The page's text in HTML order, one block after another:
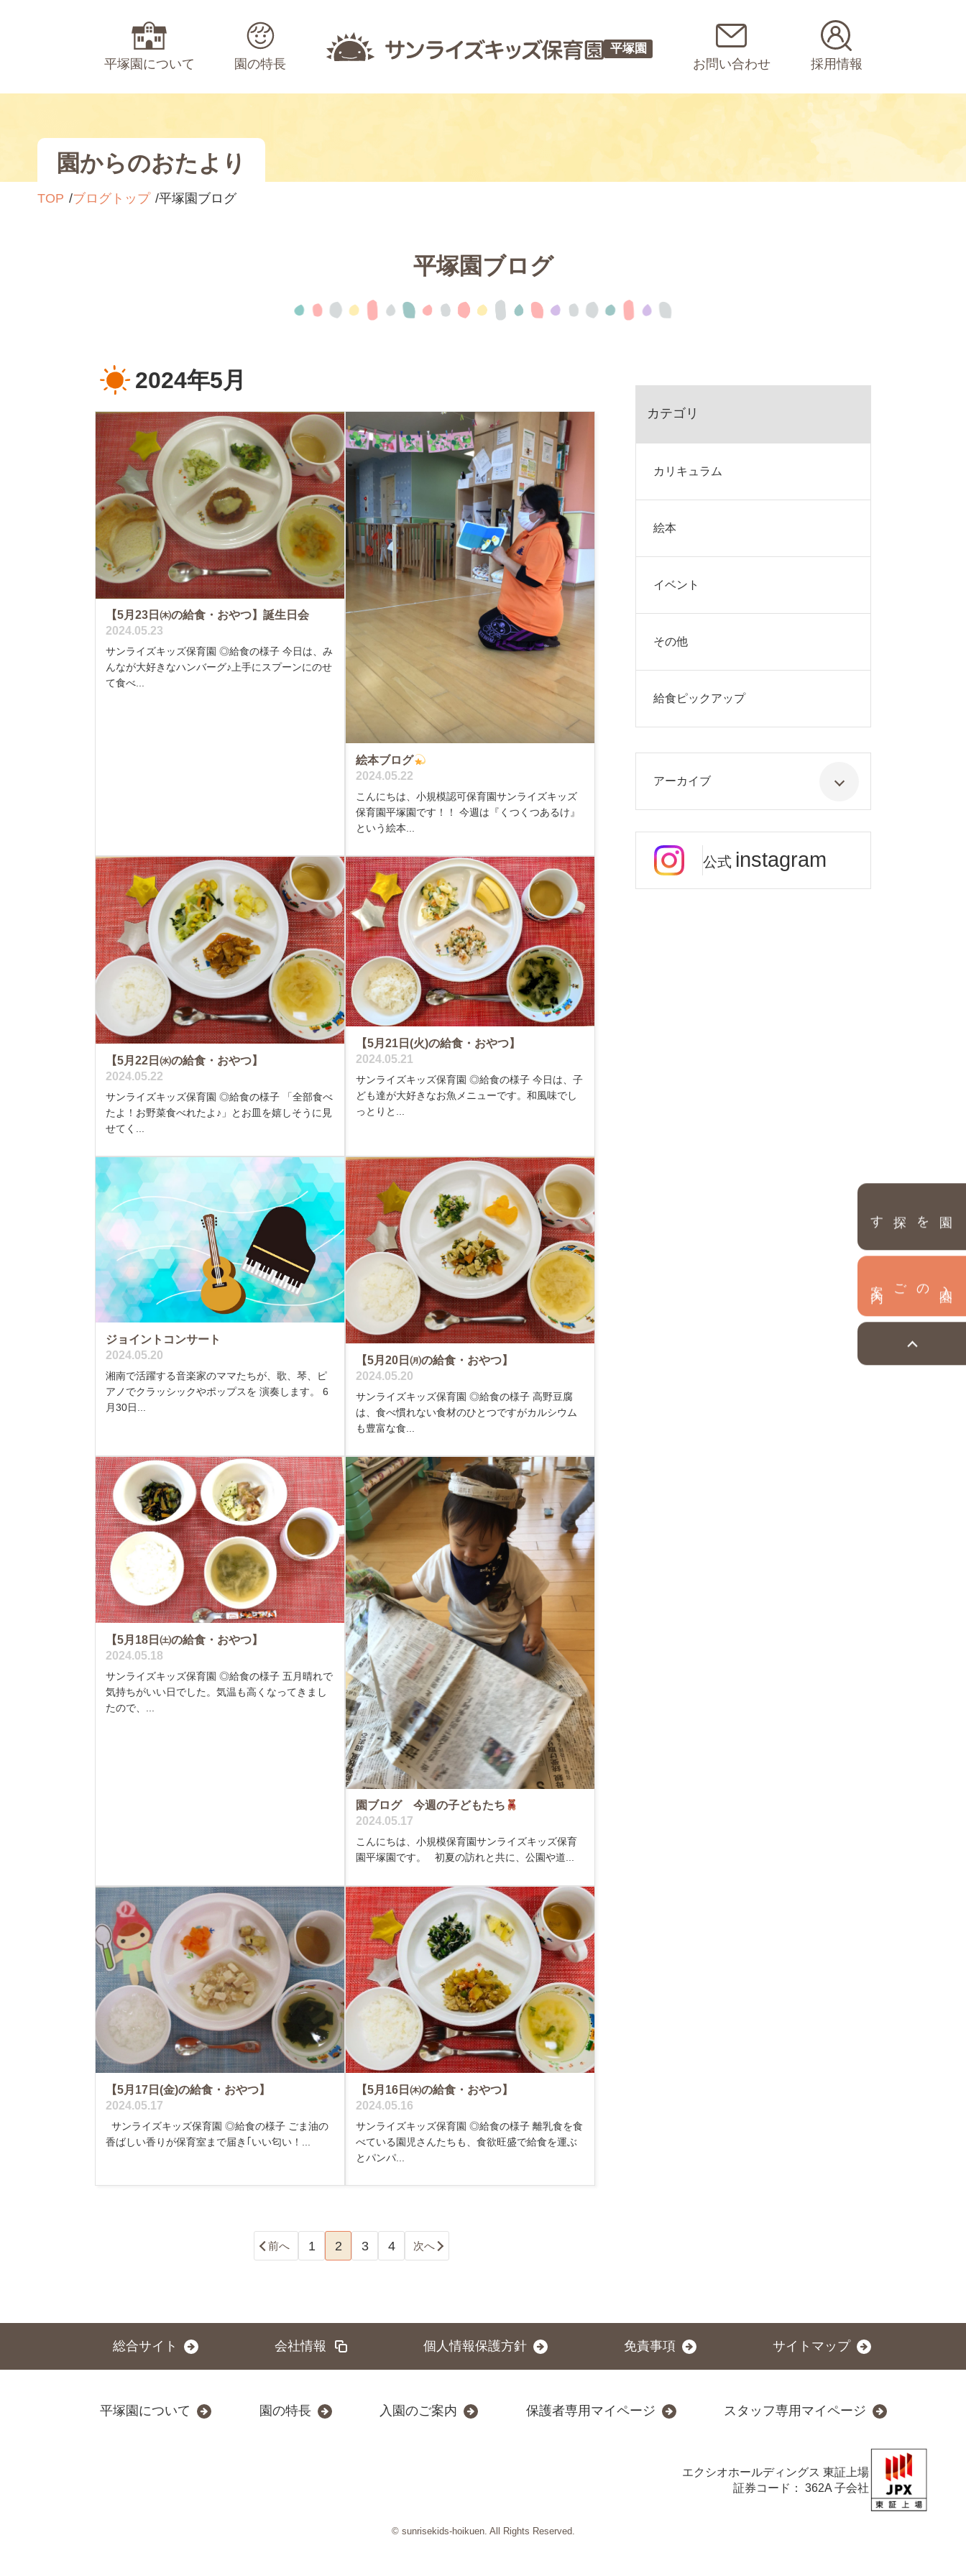
平塚園について 園の特長
平塚園
お問い合わせ 採用情報
園を探す
園からのおたより
TOP ブログトップ 平塚園ブログ
平塚園ブログ
2024年5月
【5月23日㈭の給食・おやつ】誕生日会
2024.05.23
サンライズキッズ保育園 ◎給食の様子 今日は、み
んなが大好きなハンバーグ♪上手にスプーンにのせ
て食べ...
絵本ブログ
2024.05.22
こんにちは、小規模認可保育園サンライズキッズ
保育園平塚園です！！ 今週は『くつくつあるけ』
という絵本...
【5月22日㈬の給食・おやつ】
2024.05.22
サンライズキッズ保育園 ◎給食の様子 「全部食べ
たよ！お野菜食べれたよ♪」とお皿を嬉しそうに見
せてく...
【5月21日(火)の給食・おやつ】
2024.05.21
サンライズキッズ保育園 ◎給食の様子 今日は、子
ども達が大好きなお魚メニューです。和風味でし
っとりと...
ジョイントコンサート
2024.05.20
湘南で活躍する音楽家のママたちが、歌、琴、ピ
アノでクラッシックやポップスを 演奏します。 6
月30日...
【5月20日㈪の給食・おやつ】
2024.05.20
サンライズキッズ保育園 ◎給食の様子 高野豆腐
は、食べ慣れない食材のひとつですがカルシウム
も豊富な食...
【5月18日㈯の給食・おやつ】
2024.05.18
サンライズキッズ保育園 ◎給食の様子 五月晴れで
気持ちがいい日でした。気温も高くなってきまし
たので、...
園ブログ 今週の子どもたち
2024.05.17
こんにちは、小規模保育園サンライズキッズ保育
園平塚園です。 初夏の訪れと共に、公園や道...
【5月17日(金)の給食・おやつ】
2024.05.17
サンライズキッズ保育園 ◎給食の様子 ごま油の
香ばしい香りが保育室まで届き｢いい匂い！...
【5月16日㈭の給食・おやつ】
2024.05.16
サンライズキッズ保育園 ◎給食の様子 離乳食を食
べている園児さんたちも、食欲旺盛で給食を運ぶ
とパンパ...
前へ 1 2 3 4 次へ
カテゴリ
カリキュラム
絵本
イベント
その他
給食ピックアップ
アーカイブ
公式 instagram
総合サイト 会社情報 個人情報保護方針 免責事項 サイトマップ
平塚園について 園の特長 入園のご案内 保護者専用マイページ スタッフ専用マイページ
エクシオホールディングス 東証上場
証券コード： 362A 子会社
© sunrisekids-hoikuen. All Rights Reserved.